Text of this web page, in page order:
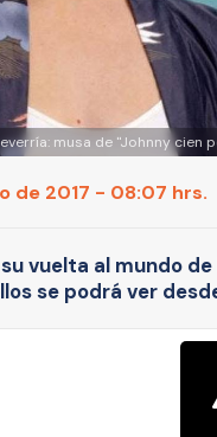
musa de "Johnny
de 2017 - 08:07 hrs.
vuelta al mundo
se podrá ver